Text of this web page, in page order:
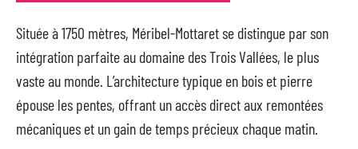
Située à 1750 mètres, Méribel-Mottaret se distingue par son
intégration parfaite au domaine des Trois Vallées, le plus
vaste au monde. L’architecture typique en bois et pierre
épouse les pentes, offrant un accès direct aux remontées
mécaniques et un gain de temps précieux chaque matin.